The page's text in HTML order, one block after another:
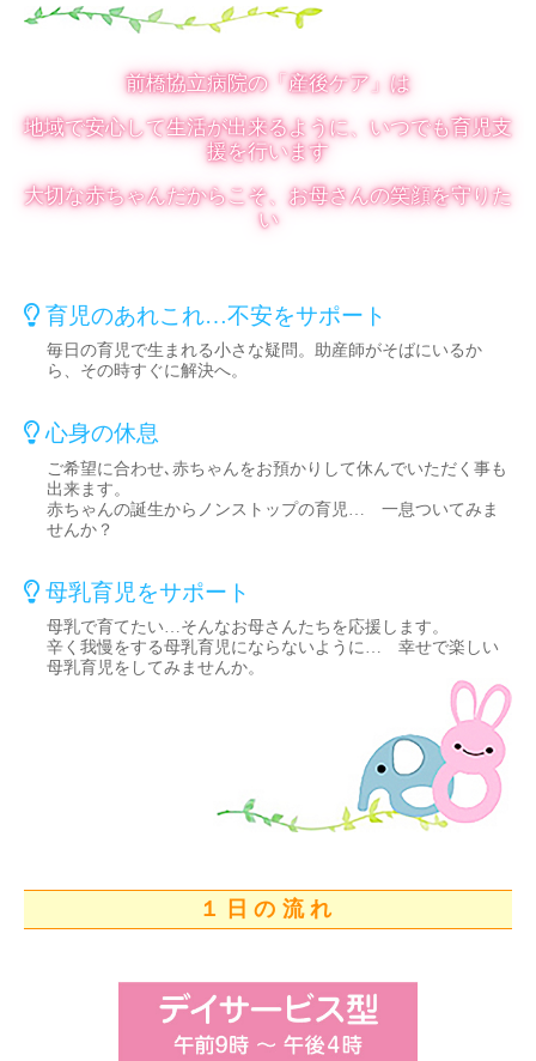
前橋協立病院の「産後ケア」は
地域で安心して生活が出来るように、いつでも育児支
援を行います
大切な赤ちゃんだからこそ、お母さんの笑顔を守りた
い
育児のあれこれ…不安をサポート
毎日の育児で生まれる小さな疑問。助産師がそばにいるか
ら、その時すぐに解決へ。
心身の休息
ご希望に合わせ､赤ちゃんをお預かりして休んでいただく事も
出来ます。
赤ちゃんの誕生からノンストップの育児… 一息ついてみま
せんか？
母乳育児をサポート
母乳で育てたい…そんなお母さんたちを応援します。
辛く我慢をする母乳育児にならないように… 幸せで楽しい
母乳育児をしてみませんか。
１日の流れ